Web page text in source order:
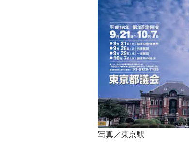
写真／東京駅